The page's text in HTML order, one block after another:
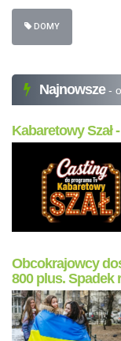
DOMY
Najnowsze -
Kabaretowy Szał
Obcokrajowcy
800 plus. Spadek